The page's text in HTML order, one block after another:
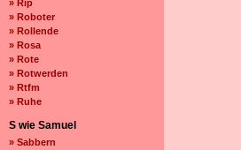
» Rip
» Roboter
» Rollende
» Rosa
» Rote
» Rotwerden
» Rtfm
» Ruhe
S wie Samuel
» Sabbern